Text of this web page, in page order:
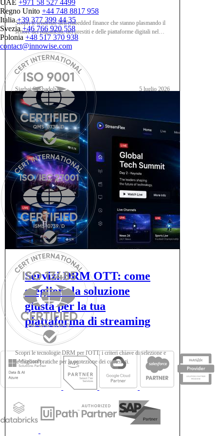
Scopri le tendenze dell'embedded finance che stanno plasmando il
settore dei pagamenti, dei prestiti e delle piattaforme digitali nel
2026.
Siarhei Sukhadolski 5 luglio 2026
Servizi DRM OTT: come
scegliere la soluzione
giusta per la tua
piattaforma di streaming
Scopri le tecnologie DRM per l'OTT, i criteri chiave di selezione e
le migliori pratiche per la protezione dei contenuti.
UAE +971 58 527 4499
Regno Unito +44 748 8817 958
Italia +39 377 399 44 35
Svezia +46 766 920 558
Polonia +48 517 370 938
contact@innowise.com